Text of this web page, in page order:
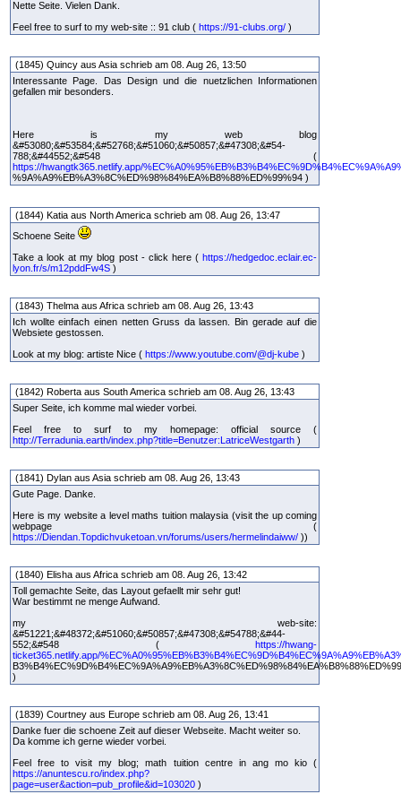
Nette Seite. Vielen Dank.
Feel free to surf to my web-site :: 91 club ( https://91-clubs.org/ )
(1845) Quincy aus Asia schrieb am 08. Aug 26, 13:50
Interessante Page. Das Design und die nuetzlichen Informationen
gefallen mir besonders.
Here is my web blog
&#53080;&#53584;&#52768;&#51060;&#50857;&#47308;&#54-
788;&#44552;&#548 (
https://hwangtk365.netlify.app/
%9A%A9%EB%A3%8C%ED%98%84%EA%B8%88%ED%99%94 )
(1844) Katia aus North America schrieb am 08. Aug 26, 13:47
Schoene Seite
Take a look at my blog post - click here ( https://hedgedoc.eclair.ec-
lyon.fr/s/m12pddFw4S )
(1843) Thelma aus Africa schrieb am 08. Aug 26, 13:43
Ich wollte einfach einen netten Gruss da lassen. Bin gerade auf die
Websiete gestossen.
Look at my blog: artiste Nice ( https://www.youtube.com/@dj-kube )
(1842) Roberta aus South America schrieb am 08. Aug 26, 13:43
Super Seite, ich komme mal wieder vorbei.
Feel free to surf to my homepage: official source (
http://Terradunia.earth/index.php?title=Benutzer:LatriceWestgarth )
(1841) Dylan aus Asia schrieb am 08. Aug 26, 13:43
Gute Page. Danke.
Here is my website a level maths tuition malaysia (visit the up coming
webpage (
https://Diendan.Topdichvuketoan.vn/forums/users/hermelindaiww/ ))
(1840) Elisha aus Africa schrieb am 08. Aug 26, 13:42
Toll gemachte Seite, das Layout gefaellt mir sehr gut!
War bestimmt ne menge Aufwand.
my web-site:
&#51221;&#48372;&#51060;&#50857;&#47308;&#54788;&#44-
552;&#548 ( https://hwang-
ticket365.netlify.app/
)
(1839) Courtney aus Europe schrieb am 08. Aug 26, 13:41
Danke fuer die schoene Zeit auf dieser Webseite. Macht weiter so.
Da komme ich gerne wieder vorbei.
Feel free to visit my blog; math tuition centre in ang mo kio (
https://anuntescu.ro/index.php?
page=user&action=pub_profile&id=103020 )